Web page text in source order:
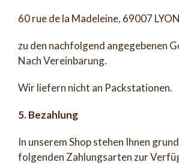
60 rue de la Madeleine, 69007
zu den nachfolgend angegebenen
Nach Vereinbarung.
Wir liefern nicht an Packstationen.
5. Bezahlung
In unserem Shop stehen Ihnen
folgenden Zahlungsarten zur